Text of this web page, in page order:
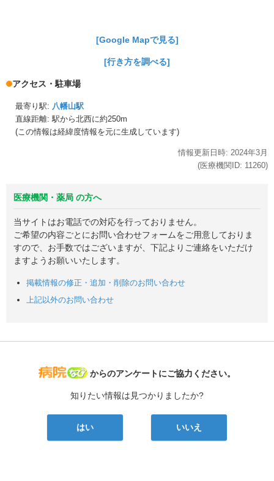
[Google Mapで見る]
[行き方を調べる]
アクセス・駐車場
最寄り駅: 八幡山駅
直線距離: 駅から北西に約250m
(この情報は経緯度情報を元に生成しています)
情報更新日時: 2024年3月
(医療機関ID: 11260)
医療機関・薬局 の方へ
当サイトはお電話での対応を行っておりません。
ご希望の内容ごとにお問い合わせフォームをご用意しておりま
すので、お手数ではございますが、下記よりご連絡をいただけ
ますようお願いいたします。
掲載情報の修正・追加・削除のお問い合わせ
上記以外のお問い合わせ
病院なび
からのアンケートにご協力ください。
知りたい情報は見つかりましたか?
はい いいえ